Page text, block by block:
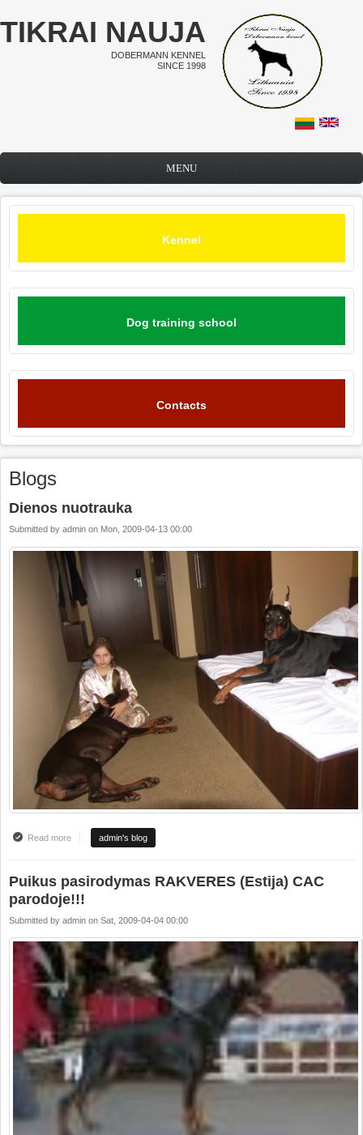
Skip to main content
TIKRAI NAUJA
DOBERMANN KENNEL
SINCE 1998
MENU
Kennel
Dog training school
Contacts
Blogs
Dienos nuotrauka
Submitted by admin on Mon, 2009-04-13 00:00
Read moreabout Dienos nuotrauka
admin's blog
Puikus pasirodymas RAKVERES (Estija) CAC
parodoje!!!
Submitted by admin on Sat, 2009-04-04 00:00